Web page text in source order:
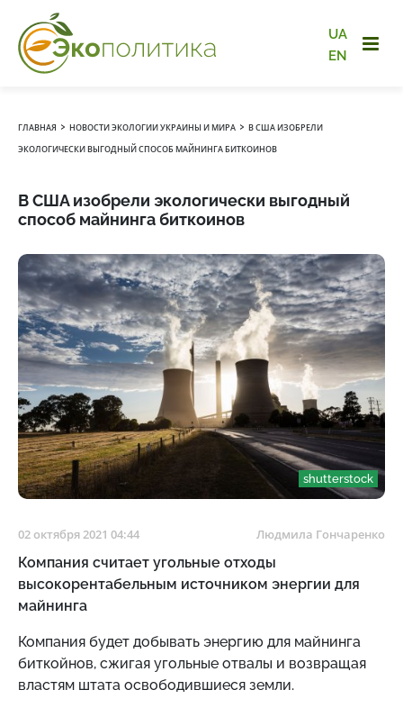
UA
EN
ГЛАВНАЯ › НОВОСТИ ЭКОЛОГИИ УКРАИНЫ И МИРА › В США ИЗОБРЕЛИ
ЭКОЛОГИЧЕСКИ ВЫГОДНЫЙ СПОСОБ МАЙНИНГА БИТКОИНОВ
В США изобрели экологически выгодный
способ майнинга биткоинов
shutterstock
02 октября 2021 04:44 Людмила Гончаренко
Компания считает угольные отходы
высокорентабельным источником энергии для
майнинга
Компания будет добывать энергию для майнинга
биткойнов, сжигая угольные отвалы и возвращая
властям штата освободившиеся земли.